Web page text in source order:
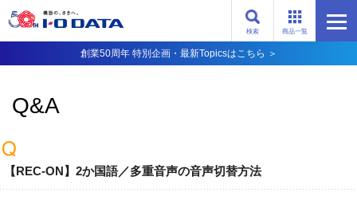
商品一覧
検索
創業50周年 特別企画・最新Topicsはこちら ＞
Q&A
【REC-ON】2か国語／多重音声の音声切替方法